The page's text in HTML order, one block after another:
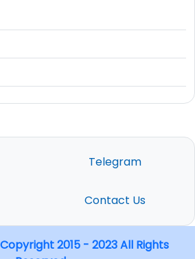
Telegram
Contact Us
2015 - 2023 All Rights